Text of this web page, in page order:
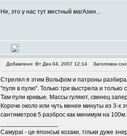
Не, это у нас тут местный магАзин...
Добавлено: Вт Дек 04, 2007 12:14 Заголовок
Стрелял я этим Вольфом и патроны
"пуля в пулю". Только три выстрела и только
Там пули кривые. Массы гуляют, свинец
Короче около или чуть менее минуты из 3-х
сантиметров 5 разброс как минимум на 100м.
Самураi - це японськi козаки, тiльки дуже